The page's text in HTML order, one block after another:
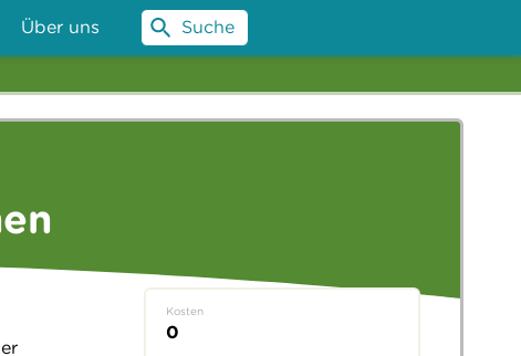
Über uns Suche
Kosten
0